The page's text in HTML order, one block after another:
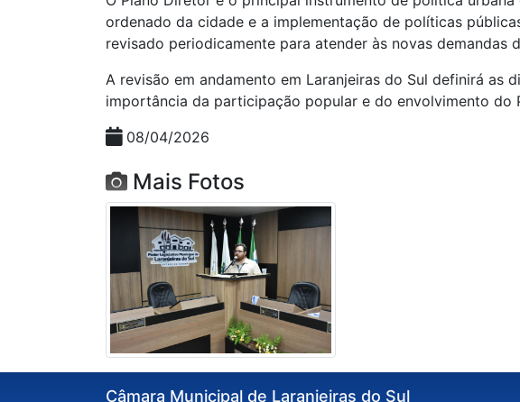
ordenado da cidade e a implementação de políticas
revisado periodicamente para atender às novas demandas
A revisão em andamento em Laranjeiras do Sul definirá
importância da participação popular e do envolvimento do
08/04/2026
Mais Fotos
Câmara Municipal de Laranjeiras do Sul